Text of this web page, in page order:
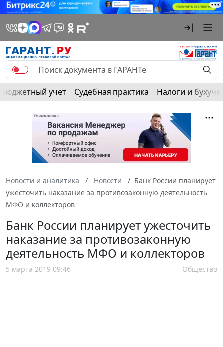
Бюджетный учет Судебная практика Налоги и
Новости и аналитика Новости
Банк России планирует
ужесточить наказание за противозаконную деятельность
МФО и коллекторов
Банк России планирует ужесточить
наказание за противозаконную
деятельность МФО и коллекторов
5 марта 2019 09:46 Общество